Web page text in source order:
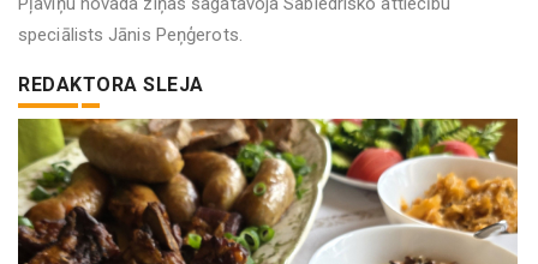
speciālists Jānis Peņģerots.
REDAKTORA SLEJA